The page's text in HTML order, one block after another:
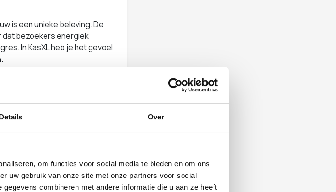
Details Over
om functies voor social media te bieden en om ons
uw gebruik van onze site met onze partners voor social
combineren met andere informatie die u aan ze heeft
is een unieke beleving. De
dat bezoekers energiek
In KasXL heb je het gevoel
- Eventlocatie
congresruimte is geschikt tot
schermen, elk individueel te
om jouw boodschap te
heeft. Je kunt je gasten
bijvoorbeeld voor het informele